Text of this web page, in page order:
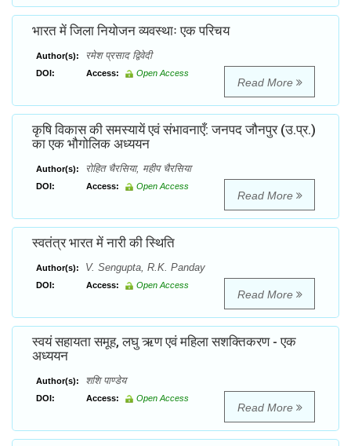
भारत में जिला नियोजन व्यवस्थाः एक परिचय
Author(s): रमेश प्रसाद द्विवेदी
DOI: Access: Open Access
Read More
कृषि विकास की समस्यायें एवं संभावनाएँ: जनपद जौनपुर (उ.प्र.)
का एक भौगोलिक अध्ययन
Author(s): रोहित चैरसिया, महीप चैरसिया
DOI: Access: Open Access
Read More
स्वतंत्र भारत में नारी की स्थिति
Author(s): V. Sengupta, R.K. Panday
DOI: Access: Open Access
Read More
स्वयं सहायता समूह, लघु ऋण एवं महिला सशक्तिकरण - एक
अध्ययन
Author(s): शशि पाण्डेय
DOI: Access: Open Access
Read More